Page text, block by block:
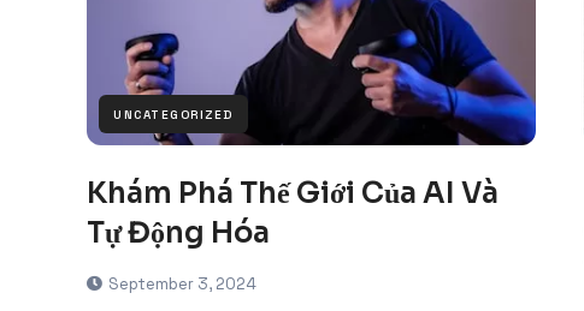
UNCATEGORIZED
Khám Phá Thế Giới Của AI Và
Tự Động Hóa
September 3, 2024